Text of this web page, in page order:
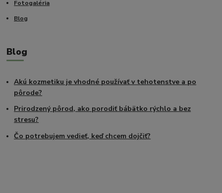
Fotogaléria
Blog
Blog
Akú kozmetiku je vhodné používať v tehotenstve a po
pôrode?
Prirodzený pôrod, ako porodiť bábätko rýchlo a bez
stresu?
Čo potrebujem vedieť, keď chcem dojčiť?